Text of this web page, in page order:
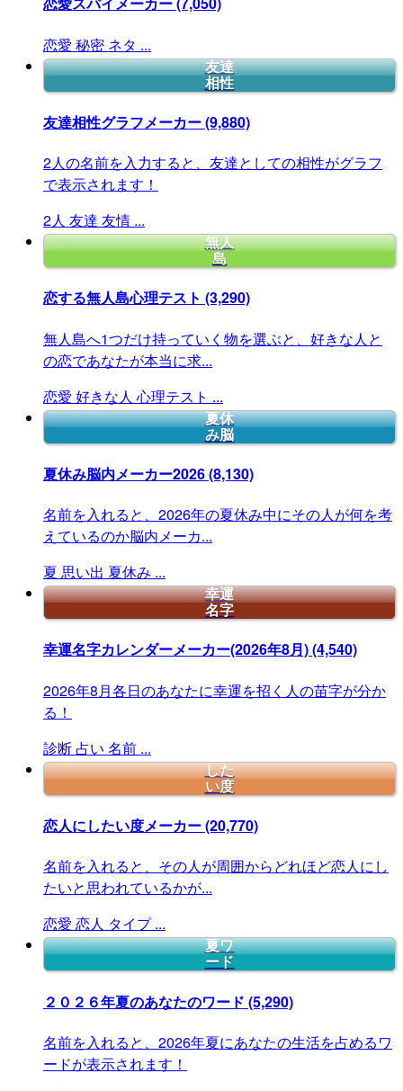
恋愛 秘密 ネタ ...
友達
相性
友達相性グラフメーカー(9,880)
2人の名前を入力すると、友達としての相性がグラフ
で表示されます！
2人 友達 友情 ...
無人
島
恋する無人島心理テスト (3,290)
無人島へ1つだけ持っていく物を選ぶと、好きな人と
の恋であなたが本当に求...
恋愛 好きな人 心理テスト ...
夏休
み脳
夏休み脳内メーカー2026(8,130)
名前を入れると、2026年の夏休み中にその人が何を考
えているのか脳内メーカ...
夏 思い出 夏休み ...
幸運
名字
幸運名字カレンダーメーカー(2026年8月)(4,540)
2026年8月各日のあなたに幸運を招く人の苗字が分か
る！
診断 占い 名前 ...
した
い度
恋人にしたい度メーカー(20,770)
名前を入れると、その人が周囲からどれほど恋人にし
たいと思われているかが...
恋愛 恋人 タイプ ...
夏ワ
ード
２０２６年夏のあなたのワード (5,290)
名前を入れると、2026年夏にあなたの生活を占めるワ
ードが表示されます！